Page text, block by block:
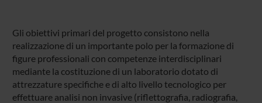
Gli obiettivi primari del progetto consistono nella
realizzazione di un importante polo per la formazione di
figure professionali con competenze interdisciplinari
mediante la costituzione di un laboratorio dotato di
attrezzature specifiche e di alto livello tecnologico per
effettuare analisi non invasive (riflettografia, radiografia,